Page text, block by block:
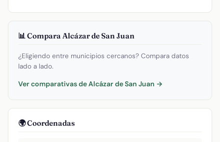
📊 Compara Alcázar de San Juan
¿Eligiendo entre municipios cercanos? Compara datos
lado a lado.
Ver comparativas de Alcázar de San Juan →
🌍 Coordenadas